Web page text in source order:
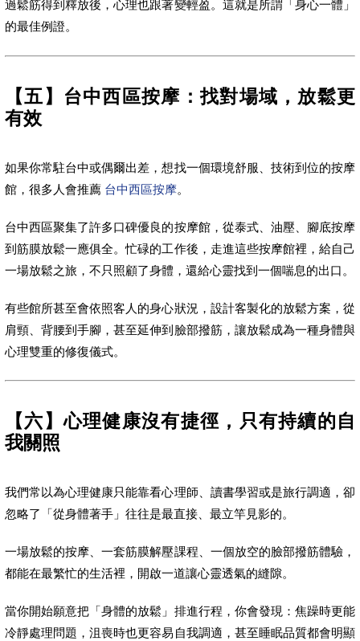
過鬆筋得到釋放後，心理也跟著變輕盈。這就是所謂「身心一體」
的最佳例證。
【五】台中西區按摩：找對場域，放鬆更
有效
如果你常駐台中或偶爾出差，想找一個環境舒服、技術到位的按摩
館，很多人會推薦 台中西區按摩。
台中西區聚集了許多口碑優良的按摩館，從泰式、油壓、腳底按摩
到筋膜放鬆一應俱全。忙碌的工作後，走進這些按摩館裡，給自己
一場放鬆之旅，不只照顧了身體，還給心靈找到一個喘息的出口。
有些館所甚至會依照客人的身心狀況，設計客製化的放鬆方案，從
肩頸、背腰到手腳，甚至延伸到臉部撥筋，讓放鬆成為一種身體與
心理雙重的修復儀式。
【六】心理健康沒有捷徑，只有持續的自
我關照
我們常以為心理健康只能靠看心理師、讀書學習或是旅行調適，卻
忽略了「從身體著手」往往是最直接、最立竿見影的。
一場放鬆的按摩、一套筋膜解壓課程、一個放空的臉部撥筋體驗，
都能在最繁忙的生活裡，開啟一道讓心靈透氣的縫隙。
當你開始願意把「身體的放鬆」排進行程，你會發現：焦躁時更能
冷靜處理問題，沮喪時也更容易自我調適，甚至睡眠品質都會明顯